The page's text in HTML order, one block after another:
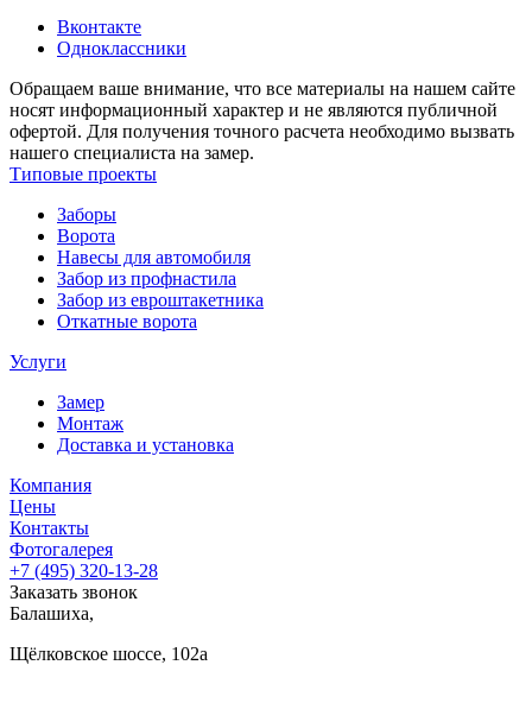
Вконтакте
Одноклассники
Обращаем ваше внимание, что все материалы на нашем сайте
носят информационный характер и не являются публичной
офертой. Для получения точного расчета необходимо вызвать
нашего специалиста на замер.
Типовые проекты
Заборы
Ворота
Навесы для автомобиля
Забор из профнастила
Забор из евроштакетника
Откатные ворота
Услуги
Замер
Монтаж
Доставка и установка
Компания
Цены
Контакты
Фотогалерея
+7 (495) 320-13-28
Заказать звонок
Балашиха,
Щёлковское шоссе, 102а